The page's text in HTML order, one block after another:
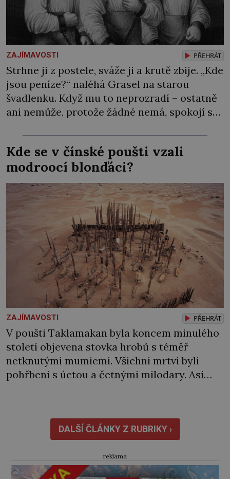
ZAJÍMAVOSTI PŘEHRÁT
Strhne ji z postele, sváže ji a krutě zbije. „Kde
jsou peníze?“ naléhá Grasel na starou
švadlenku. Když mu to neprozradí – ostatně
ani nemůže, protože žádné nemá, spokojí se
Zraněná žena pár dní nato umírá. Je to muž
nebývale krutý. Jeho činy budí hrůzu ještě
dlouho po jeho smrti […]
Kde se v čínské poušti vzali
modroocí blonďáci?
ZAJÍMAVOSTI PŘEHRÁT
V poušti Taklamakan byla koncem minulého
století objevena stovka hrobů s téměř
netknutými mumiemi. Všichni mrtví byli
pohřbeni s úctou a četnými milodary. Asi
draly blonďaté vlásky. Fakt, že jsou těla
dávných lidí nesmírně dobře zachovalá,
přičítají odborníci zdejším klimatickým
podmínkám. Sucho, prosolené písky a
extrémně […]
DALŠÍ ČLÁNKY Z RUBRIKY ›
reklama